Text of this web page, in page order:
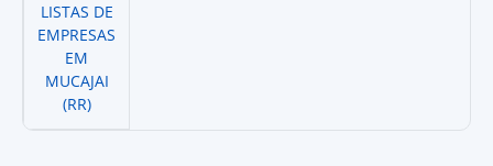
LISTAS DE
EMPRESAS
EM
MUCAJAI
(RR)